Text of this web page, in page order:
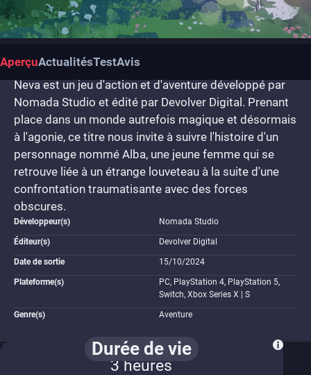
AperçuActualitésTestAvis
Neva est un jeu d'action et d'aventure développé par
Nomada Studio et édité par Devolver Digital. Prenant
place dans un monde autrefois magique et désormais
à l'agonie, ce titre nous invite à suivre l'histoire d'un
personnage nommé Alba, une jeune femme qui se
retrouve liée à un étrange louveteau à la suite d'une
confrontation traumatisante avec des forces
obscures.
Développeur(s) Nomada Studio
Éditeur(s) Devolver Digital
Date de sortie 15/10/2024
Plateforme(s)
PC, PlayStation 4, PlayStation 5,
Switch, Xbox Series X | S
Genre(s) Aventure
Durée de vie
HISTOIRE PRINCIPALE
3 heures